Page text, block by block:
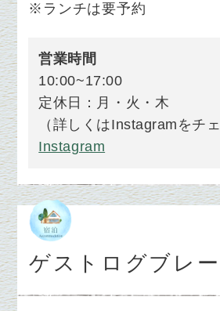
※ランチは要予約
営業時間
10:00~17:00
定休日：月・火・木
（詳しくはInstagramをチェ
Instagram
ゲストログブレ